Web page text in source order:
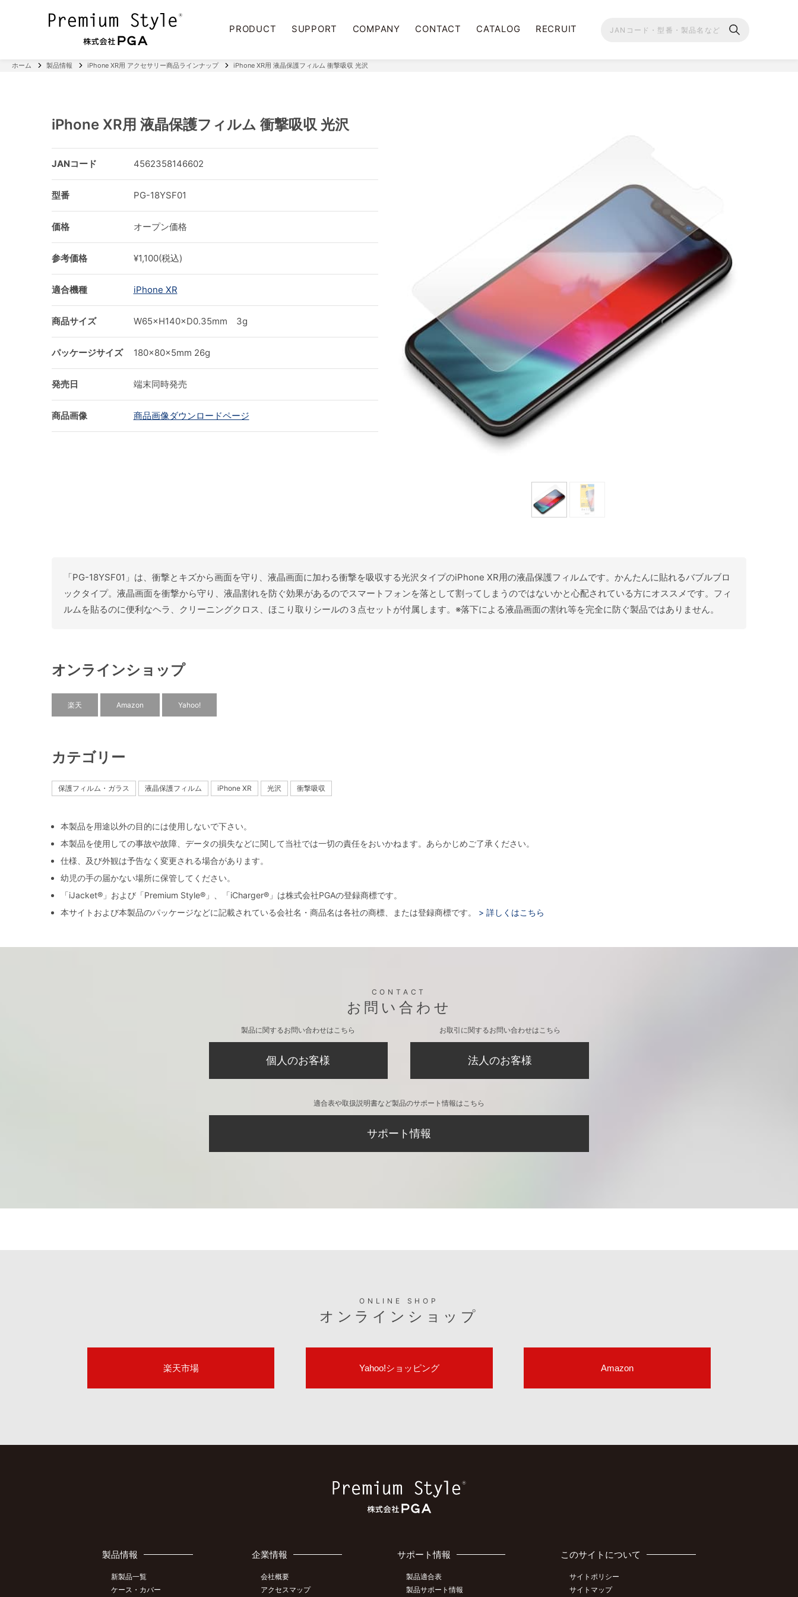
PRODUCT SUPPORT COMPANY CONTACT CATALOG RECRUIT
ホーム 製品情報 iPhone XR用 アクセサリー商品ラインナップ iPhone XR用 液晶保護フィルム 衝撃吸収 光沢
iPhone XR用 液晶保護フィルム 衝撃吸収 光沢
JANコード 4562358146602
型番 PG-18YSF01
価格 オープン価格
参考価格 ¥1,100(税込)
適合機種 iPhone XR
商品サイズ W65×H140×D0.35mm 3g
パッケージサイズ 180×80×5mm 26g
発売日 端末同時発売
商品画像 商品画像ダウンロードページ
「PG-18YSF01」は、衝撃とキズから画面を守り、液晶画面に加わる衝撃を吸収する光沢タイプのiPhone XR用の液晶保護フィルムです。かんたんに貼れるバブルブロ
ックタイプ。液晶画面を衝撃から守り、液晶割れを防ぐ効果があるのでスマートフォンを落として割ってしまうのではないかと心配されている方にオススメです。フィ
ルムを貼るのに便利なヘラ、クリーニングクロス、ほこり取りシールの３点セットが付属します。※落下による液晶画面の割れ等を完全に防ぐ製品ではありません。
オンラインショップ
楽天 Amazon Yahoo!
カテゴリー
保護フィルム・ガラス 液晶保護フィルム iPhone XR 光沢 衝撃吸収
本製品を用途以外の目的には使用しないで下さい。
本製品を使用しての事故や故障、データの損失などに関して当社では一切の責任をおいかねます。あらかじめご了承ください。
仕様、及び外観は予告なく変更される場合があります。
幼児の手の届かない場所に保管してください。
「iJacket®」および「Premium Style®」、「iCharger®」は株式会社PGAの登録商標です。
本サイトおよび本製品のパッケージなどに記載されている会社名・商品名は各社の商標、または登録商標です。
> 詳しくはこちら
CONTACT
お問い合わせ
製品に関するお問い合わせはこちら
個人のお客様
お取引に関するお問い合わせはこちら
法人のお客様
適合表や取扱説明書など製品のサポート情報はこちら
サポート情報
ONLINE SHOP
オンラインショップ
楽天市場 Yahoo!ショッピング Amazon
製品情報
新製品一覧
ケース・カバー
企業情報
会社概要
アクセスマップ
サポート情報
製品適合表
製品サポート情報
このサイトについて
サイトポリシー
サイトマップ